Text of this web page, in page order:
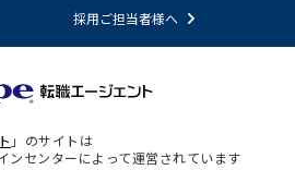
採用ご担当者様へ
」のサイトは
ンセンターによって運営されています